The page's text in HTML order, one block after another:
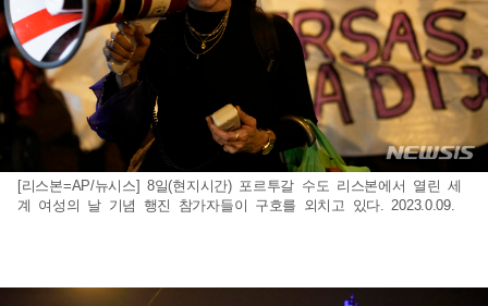
[리스본=AP/뉴시스] 8일(현지시간) 포르투갈 수도 리스본에서 열린 세
계 여성의 날 기념 행진 참가자들이 구호를 외치고 있다. 2023.0.09.